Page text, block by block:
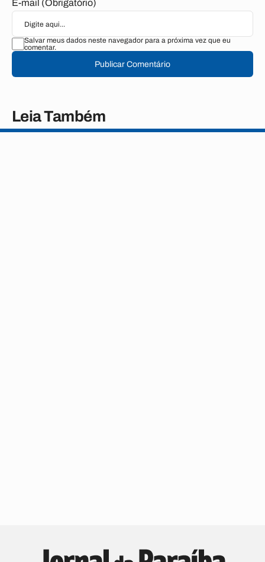
E-mail (Obrigatório)
Salvar meus dados neste navegador para a próxima vez que eu
comentar.
Publicar Comentário
Leia Também